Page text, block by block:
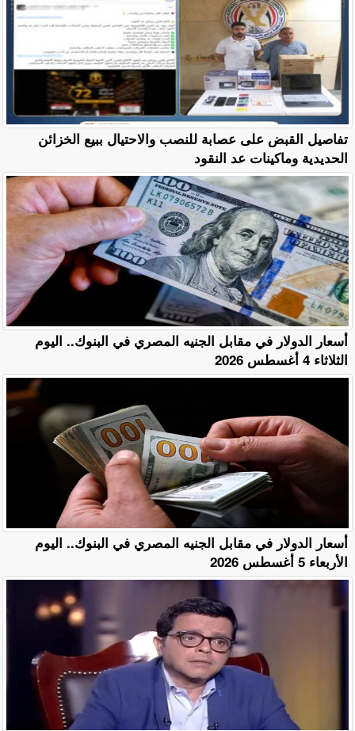
تفاصيل القبض على عصابة للنصب والاحتيال ببيع الخزائن
الحديدية وماكينات عد النقود
أسعار الدولار في مقابل الجنيه المصري في البنوك.. اليوم
الثلاثاء 4 أغسطس 2026
أسعار الدولار في مقابل الجنيه المصري في البنوك.. اليوم
الأربعاء 5 أغسطس 2026